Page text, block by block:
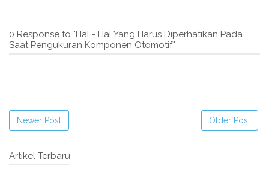
0 Response to "Hal - Hal Yang Harus Diperhatikan Pada
Saat Pengukuran Komponen Otomotif"
Newer Post Older Post
Artikel Terbaru